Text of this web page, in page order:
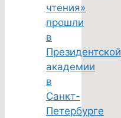
чтения»
прошли
в
Президентской
академии
в
Санкт-
Петербурге